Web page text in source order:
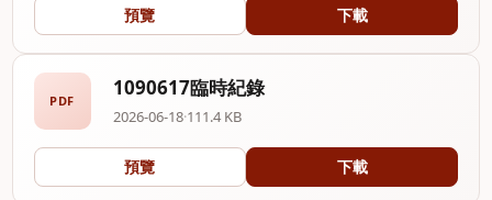
預覽 下載
PDF
1090617臨時紀錄
2026-06-18·111.4 KB
預覽 下載